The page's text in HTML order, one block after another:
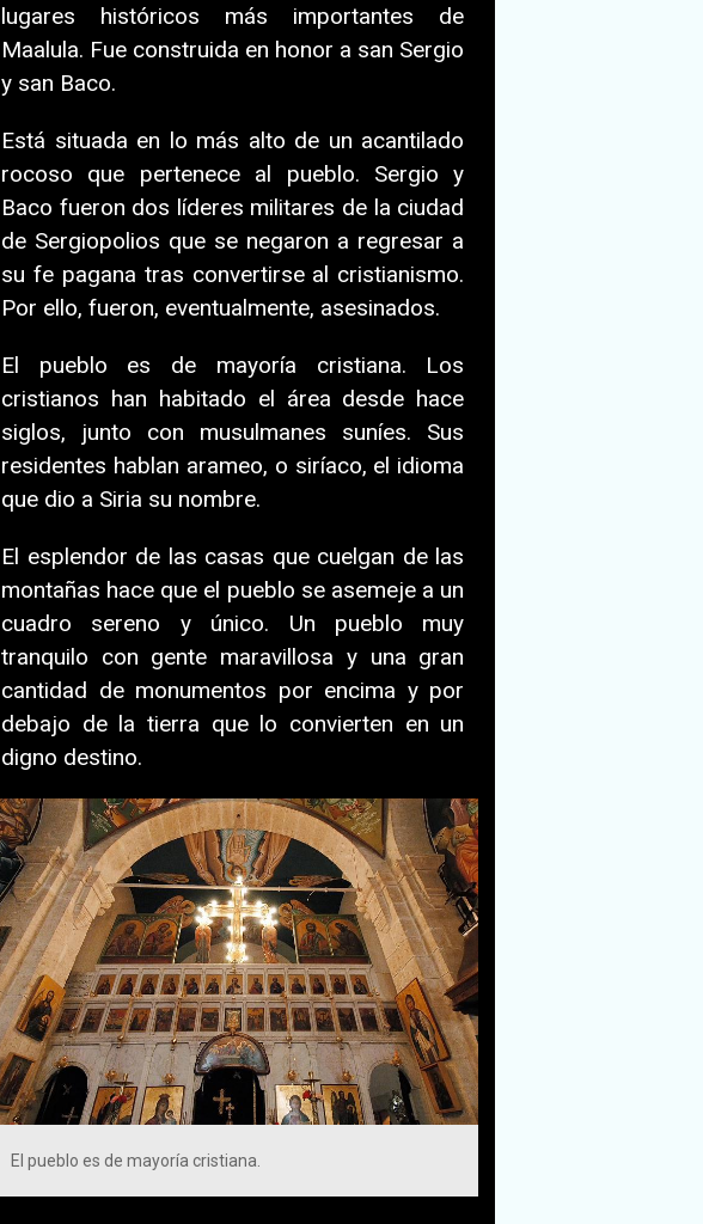
lugares históricos más importantes de
Maalula. Fue construida en honor a san Sergio
y san Baco.
Está situada en lo más alto de un acantilado
rocoso que pertenece al pueblo. Sergio y
Baco fueron dos líderes militares de la ciudad
de Sergiopolios que se negaron a regresar a
su fe pagana tras convertirse al cristianismo.
Por ello, fueron, eventualmente, asesinados.
El pueblo es de mayoría cristiana. Los
cristianos han habitado el área desde hace
siglos, junto con musulmanes suníes. Sus
residentes hablan arameo, o siríaco, el idioma
que dio a Siria su nombre.
El esplendor de las casas que cuelgan de las
montañas hace que el pueblo se asemeje a un
cuadro sereno y único. Un pueblo muy
tranquilo con gente maravillosa y una gran
cantidad de monumentos por encima y por
debajo de la tierra que lo convierten en un
digno destino.
El pueblo es de mayoría cristiana.